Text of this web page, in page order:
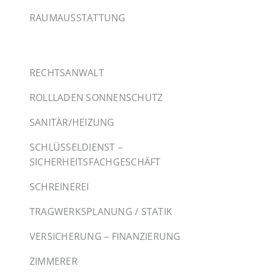
RAUMAUSSTATTUNG
RECHTSANWALT
ROLLLADEN SONNENSCHUTZ
SANITÄR/HEIZUNG
SCHLÜSSELDIENST –
SICHERHEITSFACHGESCHÄFT
SCHREINEREI
TRAGWERKSPLANUNG / STATIK
VERSICHERUNG – FINANZIERUNG
ZIMMERER